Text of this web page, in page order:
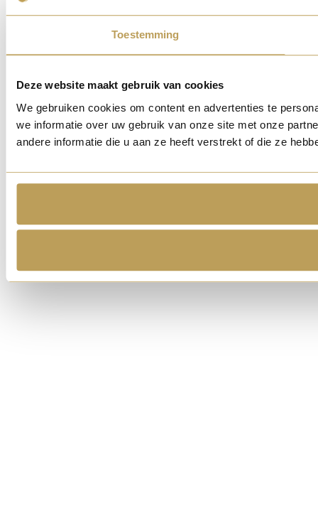
Toestemming
Deze website maakt gebruik van cookies
We gebruiken cookies om content en advertenties te
we informatie over uw gebruik van onze site met onze
andere informatie die u aan ze heeft verstrekt of die ze